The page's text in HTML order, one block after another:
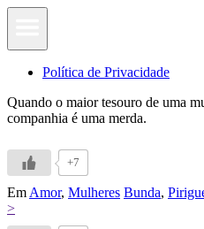
Política de Privacidade
Quando o maior tesouro de uma
companhia é uma merda.
+7
Em Amor, Mulheres Bunda,
>